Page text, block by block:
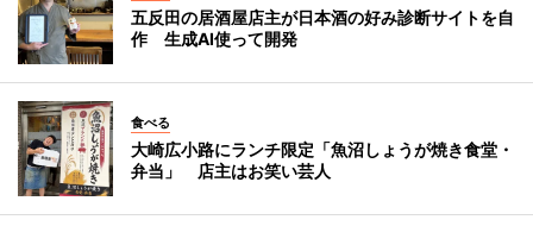
五反田の居酒屋店主が日本酒の好み診断サイトを自
作 生成AI使って開発
食べる
大崎広小路にランチ限定「魚沼しょうが焼き食堂・
弁当」 店主はお笑い芸人